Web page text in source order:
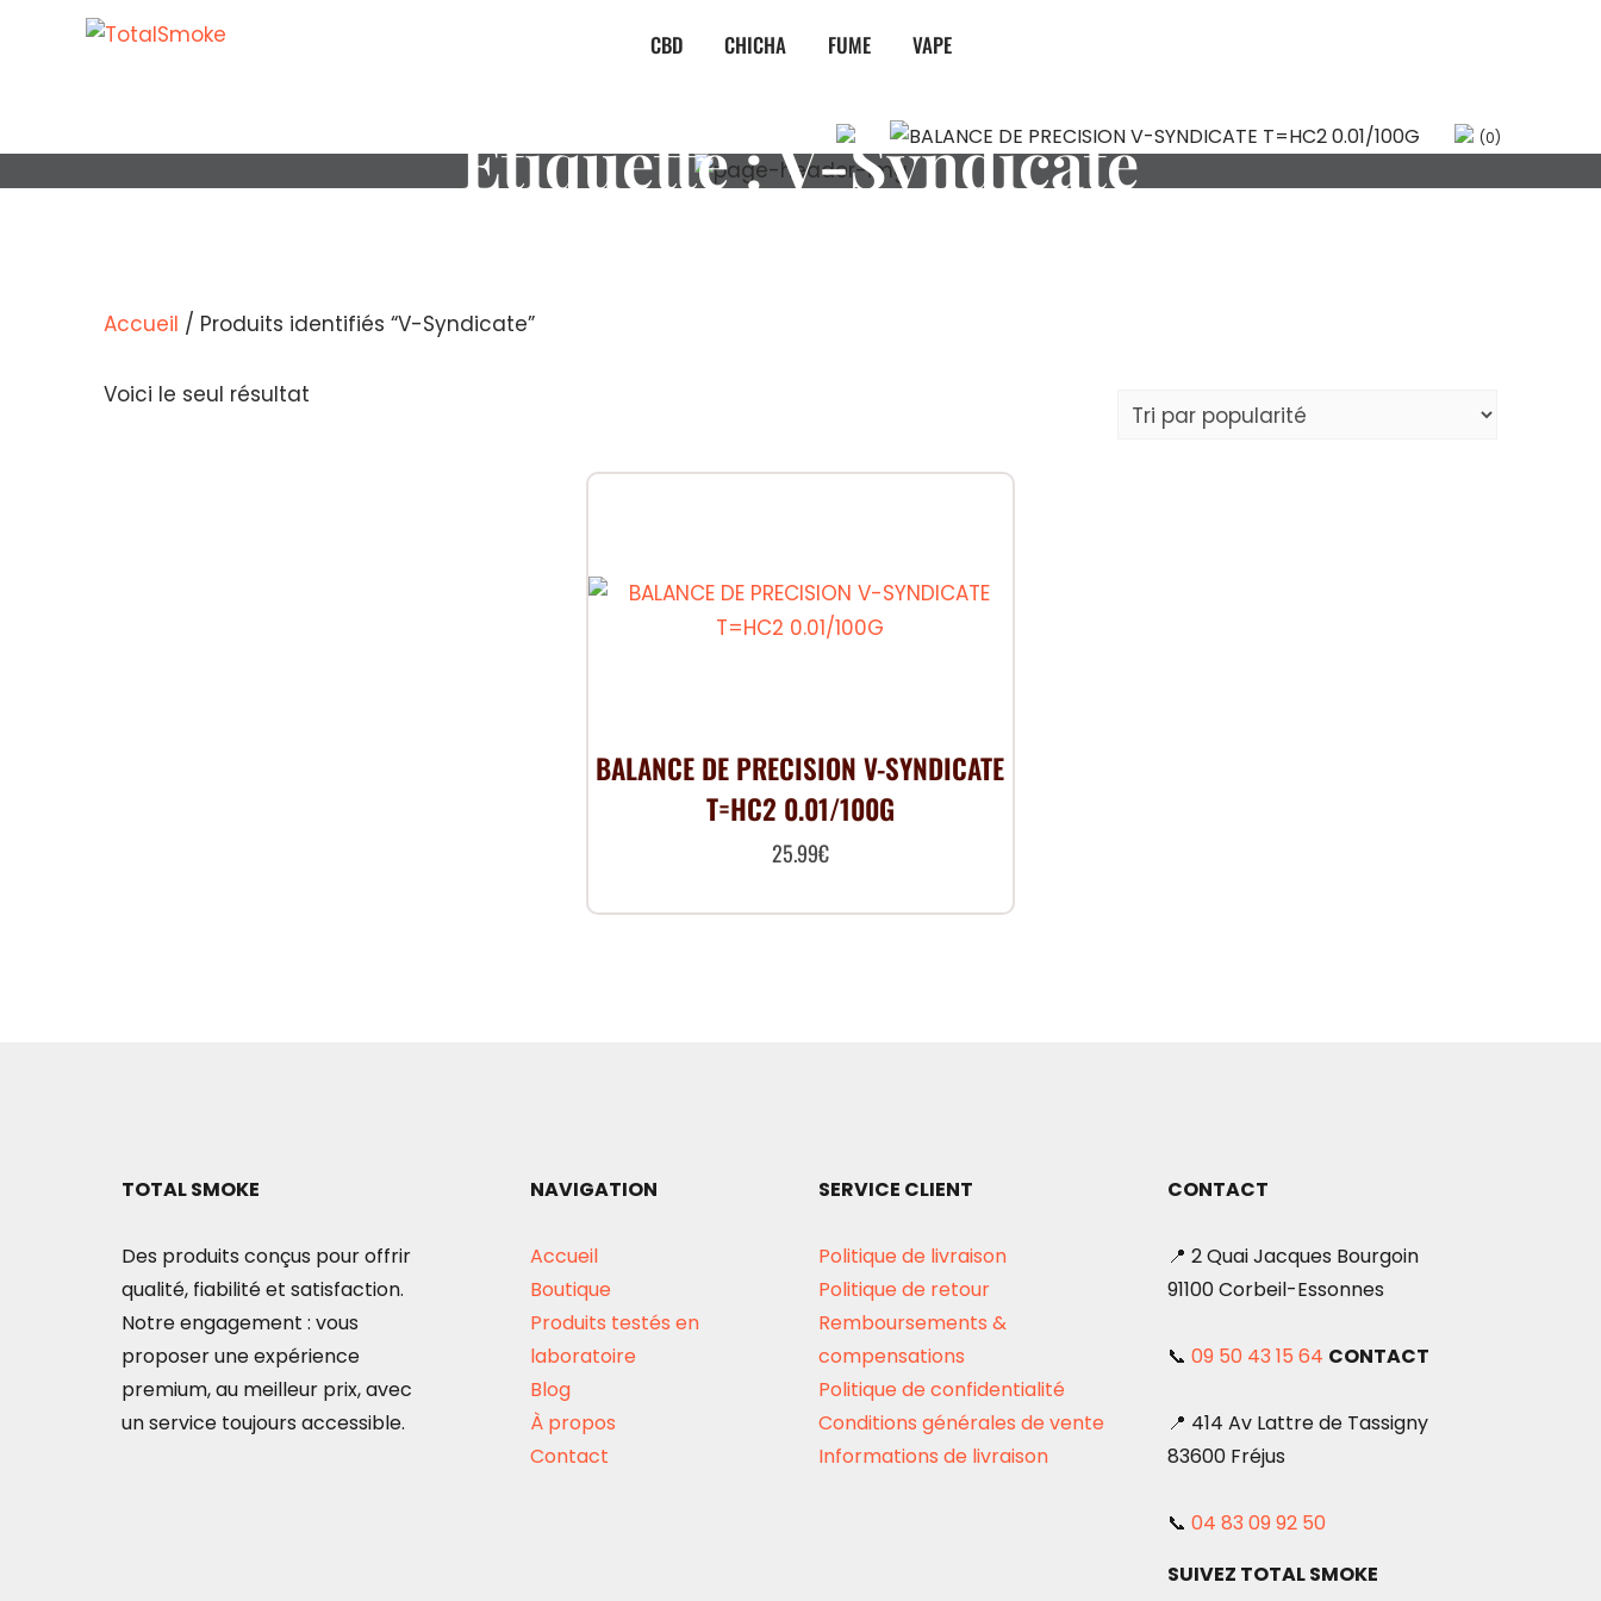
CBD CHICHA FUME VAPE
(0)
Étiquette :V-Syndicate
Accueil / Produits identifiés “V-Syndicate”
Voici le seul résultat
BALANCE DE PRECISION V-SYNDICATE
T=HC2 0.01/100G
25.99€
TOTAL SMOKE
Des produits conçus pour offrir
qualité, fiabilité et satisfaction.
Notre engagement : vous
proposer une expérience
premium, au meilleur prix, avec
un service toujours accessible.
NAVIGATION
Accueil
Boutique
Produits testés en
laboratoire
Blog
À propos
Contact
SERVICE CLIENT
Politique de livraison
Politique de retour
Remboursements &
compensations
Politique de confidentialité
Conditions générales de vente
Informations de livraison
CONTACT
📍 2 Quai Jacques Bourgoin
91100 Corbeil-Essonnes
📞 09 50 43 15 64 CONTACT
📍 414 Av Lattre de Tassigny
83600 Fréjus
📞 04 83 09 92 50
SUIVEZ TOTAL SMOKE